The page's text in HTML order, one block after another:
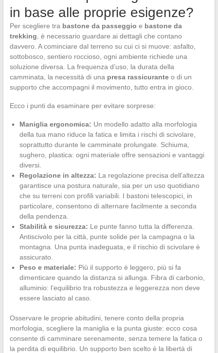
in base alle proprie esigenze?
Per scegliere tra bastone da passeggio e bastone da
trekking , è necessario guardare ai dettagli che contano
davvero. A cominciare dal terreno su cui ci si muove: asfalto,
sottobosco, sentiero roccioso, ogni ambiente richiede una
soluzione diversa. La frequenza d’uso, la durata della
camminata, la necessità di una presa rassicuranteo di un
supporto che accompagni il movimento, tutto entra in gioco.
Ecco i punti da esaminare per evitare sorprese:
Maniglia ergonomica: Un modello adatto alla morfologia
della tua mano riduce la fatica e limita i rischi di scivolare,
soprattutto durante le camminate prolungate. Schiuma,
sughero, plastica: ogni materiale offre sensazioni e vantaggi
diversi.
Regolazione in altezza: La regolazione precisa dell’altezza
garantisce una postura naturale, sia per un uso quotidiano
che su terreni con profili variabili. I bastoni telescopici, in
particolare, consentono di alternare facilmente a seconda
della pendenza.
Stabilità e sicurezza: Le punte fanno tutta la differenza.
Antiscivolo per la città, punte solide per la campagna o la
montagna. Una punta inadeguata, e il rischio di scivolare è
assicurato.
Peso e materiale: Più il supporto è leggero, più si fa
dimenticare quando la distanza si allunga. Fibra di carbonio,
alluminio: l’equilibrio tra robustezza e leggerezza non deve
essere lasciato al caso.
Osservare le proprie abitudini, tenere conto della propria
morfologia, scegliere la maniglia e la punta giuste: ecco cosa
consente di camminare serenamente, senza temere la fatica o
la perdita di equilibrio. Un supporto ben scelto è la libertà di